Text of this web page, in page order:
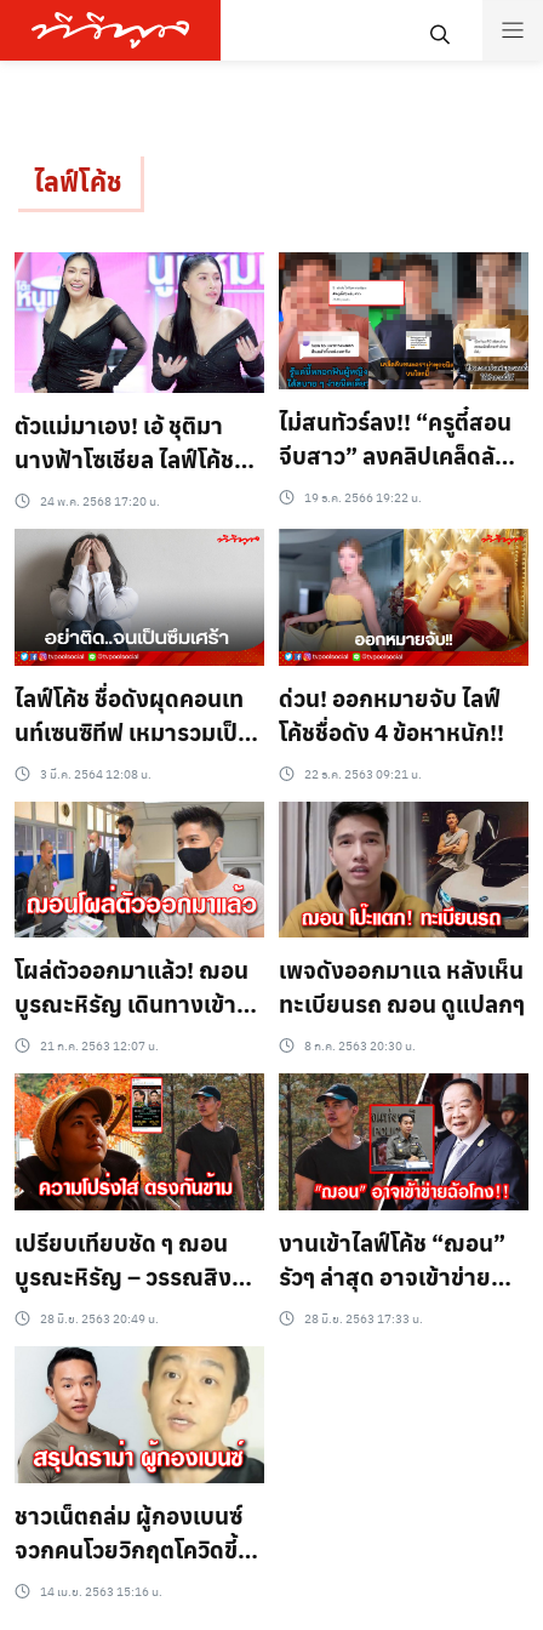
ไลฟ์โค้ช
ตัวแม่มาเอง! เอ้ ชุติมา
นางฟ้าโซเชียล ไลฟ์โค้ช
ช่วยคนอกหัก ฆ่าตัวตุยใน
ติ๊กต๊อก
24 พ.ค. 2568 17:20 น.
ไม่สนทัวร์ลง!! “ครูตี๋สอน
จีบสาว” ลงคลิปเคล็ดลับ
ชนะทุกดราม่า
19 ธ.ค. 2566 19:22 น.
ไลฟ์โค้ช ชื่อดังผุดคอนเท
นท์เซนซิทีฟ เหมารวมเป็น
ซึมเศร้าเพราะติดเจ้า
โลก??
3 มี.ค. 2564 12:08 น.
ด่วน! ออกหมายจับ ไลฟ์
โค้ชชื่อดัง 4 ข้อหาหนัก!!
22 ธ.ค. 2563 09:21 น.
โผล่ตัวออกมาแล้ว! ฌอน
บูรณะหิรัญ เดินทางเข้า
พบเจ้าหน้าที่ตำรวจที่
สภ.ปากเกร็ด จ.นนทบุรี
21 ก.ค. 2563 12:07 น.
เพจดังออกมาแฉ หลังเห็น
ทะเบียนรถ ฌอน ดูแปลกๆ
8 ก.ค. 2563 20:30 น.
เปรียบเทียบชัด ๆ ฌอน
บูรณะหิรัญ – วรรณสิงห์
เงินบริจาคไฟป่า
28 มิ.ย. 2563 20:49 น.
งานเข้าไลฟ์โค้ช “ฌอน”
รัวๆ ล่าสุด อาจเข้าข่าย
ฉ้อโกง!
28 มิ.ย. 2563 17:33 น.
ชาวเน็ตถล่ม ผู้กองเบนซ์
จวกคนโวยวิกฤตโควิดขี้
เกียจ14 เม.ย. 2563 15:16 น.